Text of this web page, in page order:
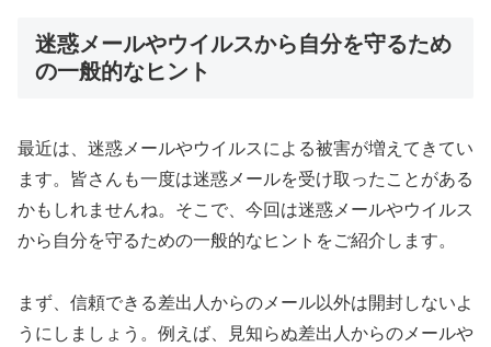
迷惑メールやウイルスから自分を守るため
の一般的なヒント
最近は、迷惑メールやウイルスによる被害が増えてきてい
ます。皆さんも一度は迷惑メールを受け取ったことがある
かもしれませんね。そこで、今回は迷惑メールやウイルス
から自分を守るための一般的なヒントをご紹介します。
まず、信頼できる差出人からのメール以外は開封しないよ
うにしましょう。例えば、見知らぬ差出人からのメールや